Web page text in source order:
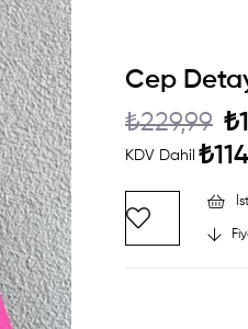
Cep
₺229,99
KDV Dahil